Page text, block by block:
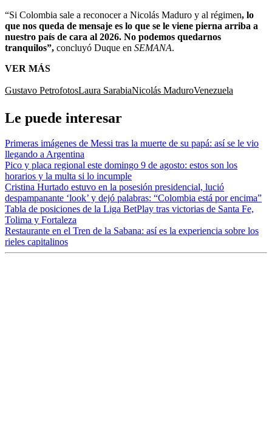
“Si Colombia sale a reconocer a Nicolás Maduro y al régimen, lo
que nos queda de mensaje es lo que se le viene pierna arriba a
nuestro país de cara al 2026. No podemos quedarnos
tranquilos”, concluyó Duque en SEMANA.
VER MÁS
Gustavo PetrofotosLaura SarabiaNicolás MaduroVenezuela
Le puede interesar
Primeras imágenes de Messi tras la muerte de su papá: así se le vio
llegando a Argentina
Pico y placa regional este domingo 9 de agosto: estos son los
horarios y la multa si lo incumple
Cristina Hurtado estuvo en la posesión presidencial, lució
despampanante ‘look’ y dejó palabras: “Colombia está por encima”
Tabla de posiciones de la Liga BetPlay tras victorias de Santa Fe,
Tolima y Fortaleza
Restaurante en el Tren de la Sabana: así es la experiencia sobre los
rieles capitalinos